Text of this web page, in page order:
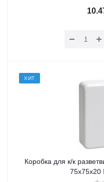
ХИТ
Коробка для к/к
75х75х20